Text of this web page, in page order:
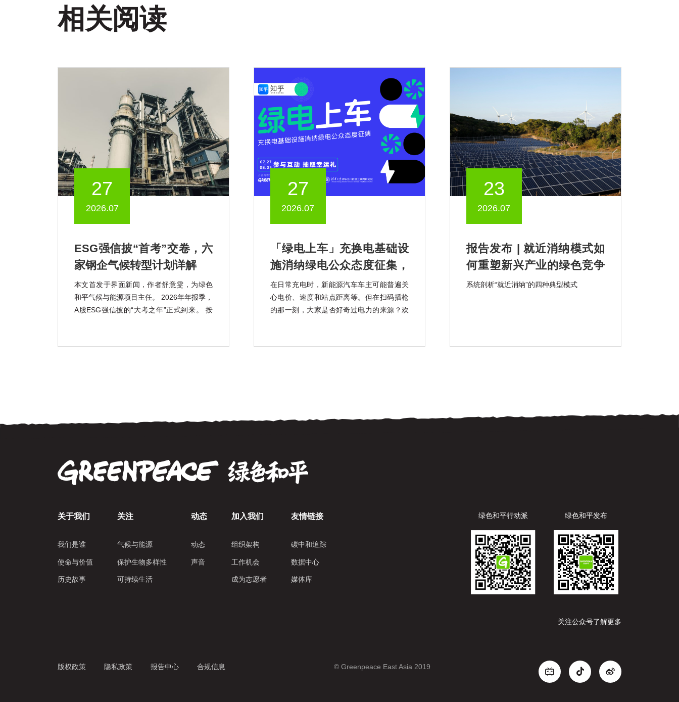
相关阅读
27
2026.07
ESG强信披“首考”交卷，六
家钢企气候转型计划详解
本文首发于界面新闻，作者舒意雯，为绿色
和平气候与能源项目主任。 2026年年报季，
A股ESG强信披的“大考之年”正式到来。 按
份(600010.SH)、鞍钢股份(000898.SZ)、马
27
2026.07
「绿电上车」充换电基础设
施消纳绿电公众态度征集，
知乎上线中
在日常充电时，新能源汽车车主可能普遍关
心电价、速度和站点距离等。但在扫码插枪
的那一刻，大家是否好奇过电力的来源？欢
23
2026.07
报告发布 | 就近消纳模式如
何重塑新兴产业的绿色竞争
力？
系统剖析“就近消纳”的四种典型模式
关于我们
我们是谁
使命与价值
历史故事
关注
气候与能源
保护生物多样性
可持续生活
动态
动态
声音
加入我们
组织架构
工作机会
成为志愿者
友情链接
碳中和追踪
数据中心
媒体库
绿色和平行动派 绿色和平发布
关注公众号了解更多
版权政策 隐私政策 报告中心 合规信息 © Greenpeace East Asia 2019